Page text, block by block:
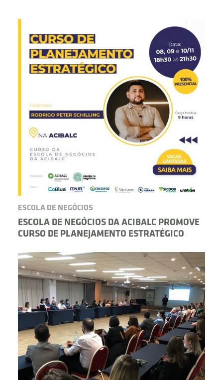
ESCOLA DE NEGÓCIOS
ESCOLA DE NEGÓCIOS DA ACIBALC PROMOVE
CURSO DE PLANEJAMENTO ESTRATÉGICO